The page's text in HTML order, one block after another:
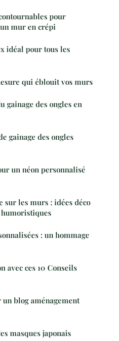
pour
mur en crépi
idéal pour tous les
qui éblouit vos murs
gainage des ongles en
gainage des ongles
un néon personnalisé
les murs : idées déco
humoristiques
: un hommage
avec ces 10 Conseils
blog aménagement
masques japonais